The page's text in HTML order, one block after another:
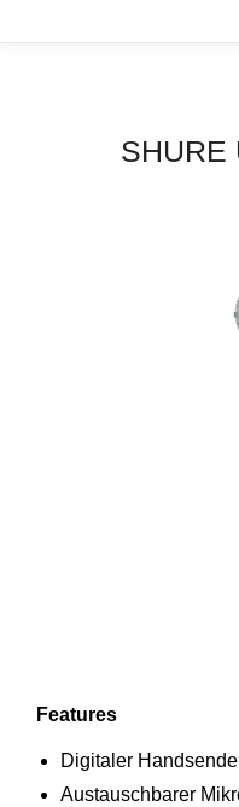
SHURE
Features
Digitaler
Austauschbarer